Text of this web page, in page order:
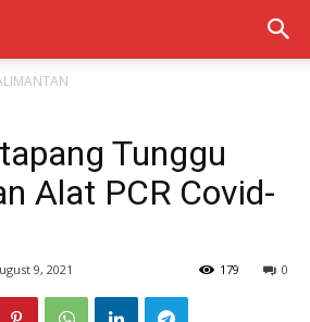
Tunggu
Alat PCR Covid-
9, 2021 0
179